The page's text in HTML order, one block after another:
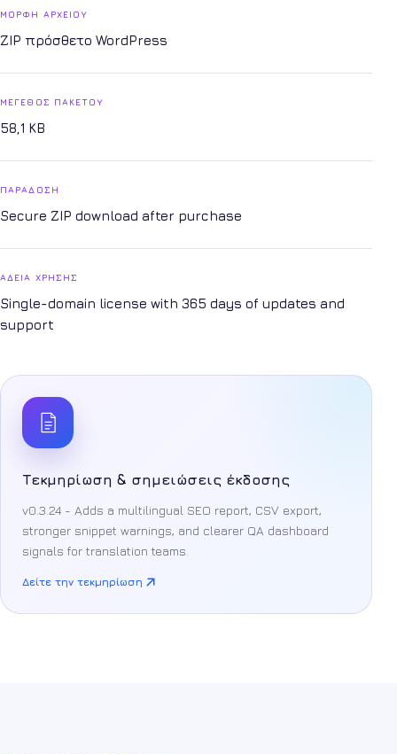
ΜΟΡΦΉ ΑΡΧΕΊΟΥ
ZIP πρόσθετο WordPress
ΜΈΓΕΘΟΣ ΠΑΚΈΤΟΥ
58,1 KB
ΠΑΡΆΔΟΣΗ
Secure ZIP download after purchase
ΆΔΕΙΑ ΧΡΉΣΗΣ
Single-domain license with 365 days of updates and
support
Τεκμηρίωση & σημειώσεις έκδοσης
v0.3.24 - Adds a multilingual SEO report, CSV export,
stronger snippet warnings, and clearer QA dashboard
signals for translation teams.
Δείτε την τεκμηρίωση